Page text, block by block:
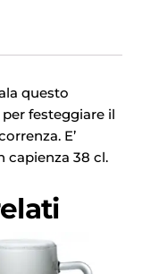
questo
festeggiare il
E’
capienza 38 cl.